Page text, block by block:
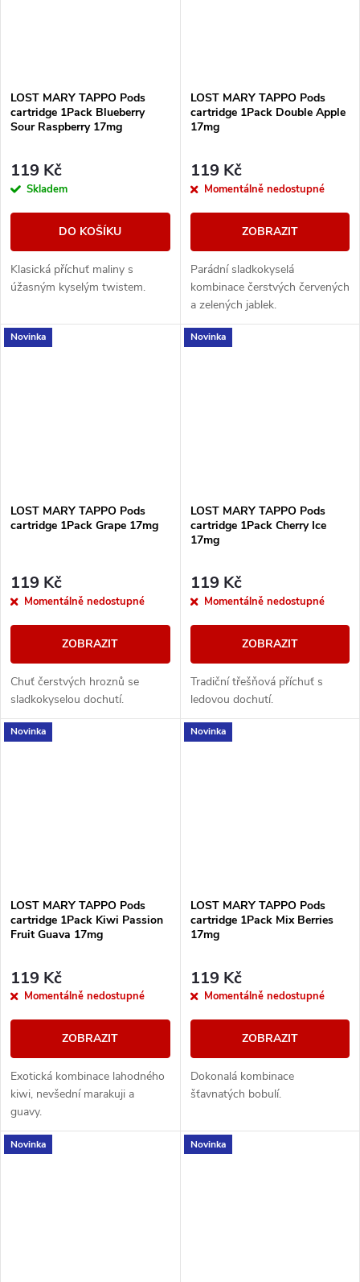
LOST MARY TAPPO Pods
cartridge 1Pack Blueberry
Sour Raspberry 17mg
119 Kč
Skladem
DO KOŠÍKU
Klasická příchuť maliny s
úžasným kyselým twistem.
LOST MARY TAPPO Pods
cartridge 1Pack Double Apple
17mg
119 Kč
Momentálně nedostupné
ZOBRAZIT
Parádní sladkokyselá
kombinace čerstvých červených
a zelených jablek.
Novinka
LOST MARY TAPPO Pods
cartridge 1Pack Grape 17mg
119 Kč
Momentálně nedostupné
ZOBRAZIT
Chuť čerstvých hroznů se
sladkokyselou dochutí.
Novinka
LOST MARY TAPPO Pods
cartridge 1Pack Cherry Ice
17mg
119 Kč
Momentálně nedostupné
ZOBRAZIT
Tradiční třešňová příchuť s
ledovou dochutí.
Novinka
LOST MARY TAPPO Pods
cartridge 1Pack Kiwi Passion
Fruit Guava 17mg
119 Kč
Momentálně nedostupné
ZOBRAZIT
Exotická kombinace lahodného
kiwi, nevšední marakuji a
guavy.
Novinka
LOST MARY TAPPO Pods
cartridge 1Pack Mix Berries
17mg
119 Kč
Momentálně nedostupné
ZOBRAZIT
Dokonalá kombinace
šťavnatých bobulí.
Novinka Novinka